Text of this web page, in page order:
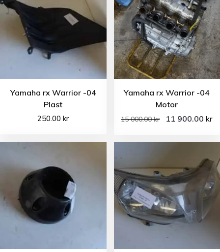
Yamaha rx Warrior -04
Plast
250.00kr
Yamaha rx Warrior -04
Motor
15 000.00kr 11 900.00 kr